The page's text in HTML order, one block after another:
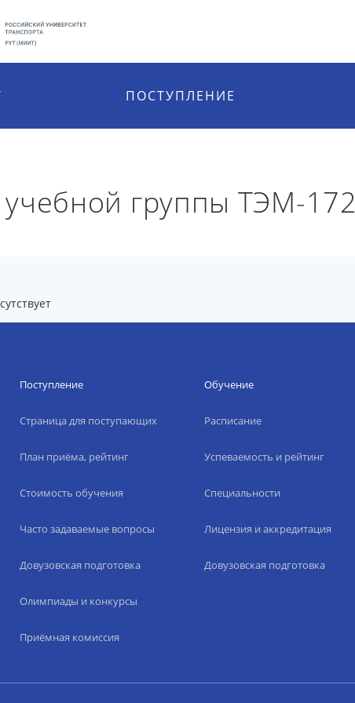
ПОСТУПЛЕНИЕ
учебной группы ТЭМ-172
Поступление
Страница для поступающих
План приёма, рейтинг
Стоимость обучения
Часто задаваемые вопросы
Довузовская подготовка
Олимпиады и конкурсы
Приёмная комиссия
Обучение
Расписание
Успеваемость и рейтинг
Специальности
Лицензия и аккредитация
Довузовская подготовка